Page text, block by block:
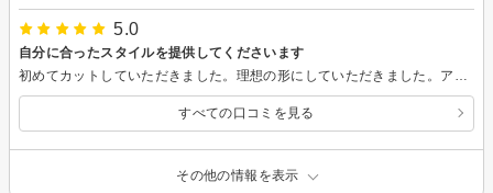
5.0
自分に合ったスタイルを提供してくださいます
すべての口コミを見る
その他の情報を表示